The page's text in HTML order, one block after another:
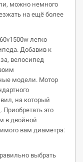
можно немного
на ещё более
легко
Добавив к
велосипед
модели. Мотор
на который
Приобретать это
в двойной
вам диаметра:
выбрать